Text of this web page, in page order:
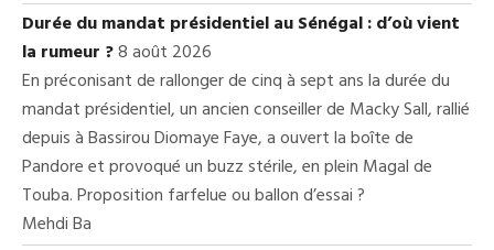
Durée du mandat présidentiel au Sénégal : d’où vient
la rumeur ?8 août 2026
En préconisant de rallonger de cinq à sept ans la durée du
mandat présidentiel, un ancien conseiller de Macky Sall, rallié
depuis à Bassirou Diomaye Faye, a ouvert la boîte de
Pandore et provoqué un buzz stérile, en plein Magal de
Touba. Proposition farfelue ou ballon d’essai ?
Mehdi Ba